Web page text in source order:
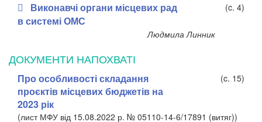
Виконавчі органи місцевих рад
в системі ОМС
(c. 4)
Людмила Линник
ДОКУМЕНТИ НАПОХВАТІ
Про особливості складання
проєктів місцевих бюджетів на
2023 рік
(c. 15)
(лист МФУ від 15.08.2022 р. № 05110-14-6/17891 (витяг))